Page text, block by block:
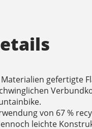
gefertigte
von 67 %
leichte